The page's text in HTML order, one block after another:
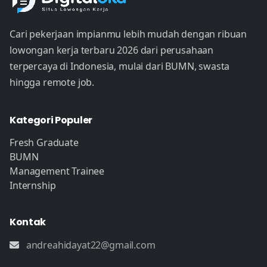
Cari pekerjaan impianmu lebih mudah dengan ribuan
lowongan kerja terbaru 2026 dari perusahaan
terpercaya di Indonesia, mulai dari BUMN, swasta
hingga remote job.
Kategori Populer
Fresh Graduate
BUMN
Management Trainee
Internship
Kontak
andreahidayat22@gmail.com